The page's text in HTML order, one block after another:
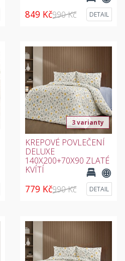
849 Kč990 Kč DETAIL
3 varianty
KREPOVÉ POVLEČENÍ
DELUXE
140X200+70X90 ZLATÉ
KVÍTÍ
779 Kč990 Kč DETAIL